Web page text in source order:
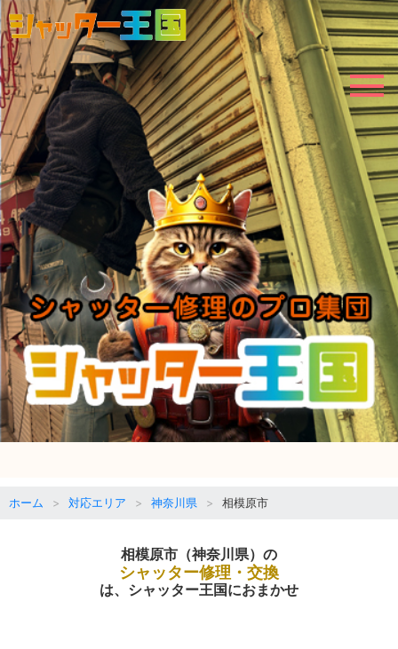
ホーム 対応エリア 神奈川県 相模原市
相模原市（神奈川県）の
シャッター修理・交換
は、シャッター王国におまかせ